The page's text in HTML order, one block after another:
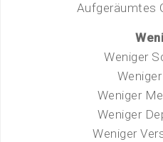
Aufgeräumtes
Weniger
Weniger
Weniger
Weniger